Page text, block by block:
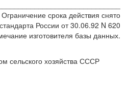
срока действия снято
России от 30.06.92 N 620
изготовителя базы данных.
сельского хозяйства СССР